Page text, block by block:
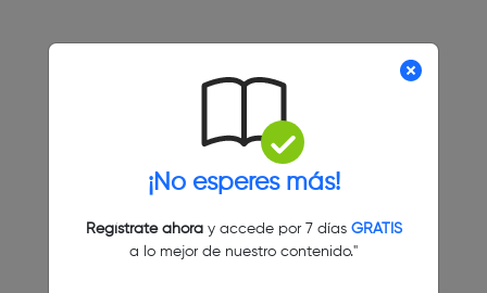
¡No esperes más!
Regístrate ahoray accede por 7 días GRATIS
a lo mejor de nuestro contenido."